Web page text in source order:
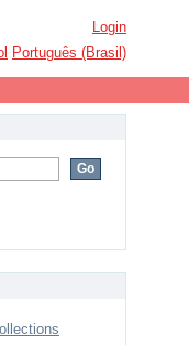
Login
Português (Brasil)